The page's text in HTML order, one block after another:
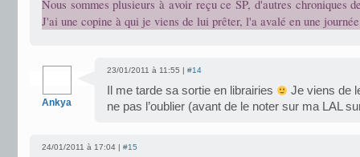
Nous sommes plusieurs à avoir reçu ce SP, d'autres chroniques
J'ai une copine à qui je viens de lui prêter, l'a avalé en une
Ankya
23/01/2011 à 11:55 | #14
Il me tarde sa sortie en librairies
Je viens de
ne pas l’oublier (avant de le noter sur ma LAL
24/01/2011 à 17:04 | #15